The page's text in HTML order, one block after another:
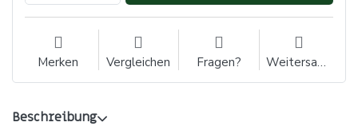
Merken Vergleichen Fragen? Weitersagen
Beschreibung